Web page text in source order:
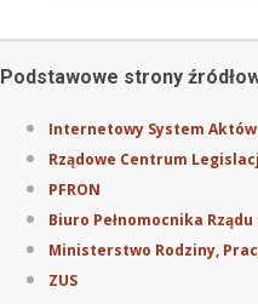
Podstawowe strony
Internetowy System
Rządowe Centrum
PFRON
Biuro Pełnomocnika
Ministerstwo Rodziny,
ZUS